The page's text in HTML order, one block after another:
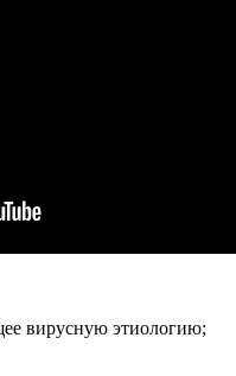
вирусную этиологию;